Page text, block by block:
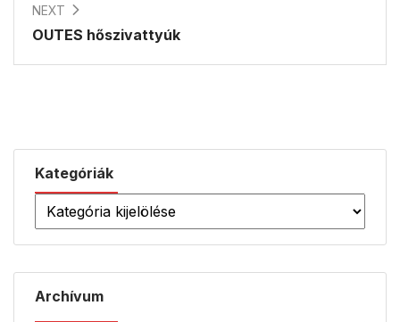
Kategóriák
Archívum
NEXT
OUTES hőszivattyúk